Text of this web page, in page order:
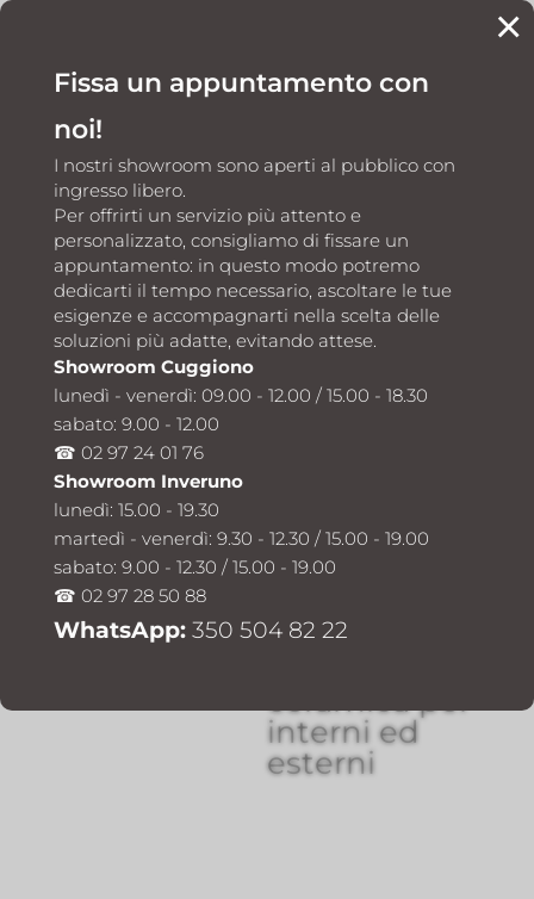
×
Fissa un appuntamento con
noi!
I nostri showroom sono aperti al pubblico con
ingresso libero.
Per offrirti un servizio più attento e
personalizzato, consigliamo di fissare un
appuntamento: in questo modo potremo
dedicarti il tempo necessario, ascoltare le tue
esigenze e accompagnarti nella scelta delle
soluzioni più adatte, evitando attese.
Showroom Cuggiono
lunedì - venerdì: 09.00 - 12.00 / 15.00 - 18.30
sabato: 9.00 - 12.00
☎ 02 97 24 01 76
Showroom Inveruno
lunedì: 15.00 - 19.30
martedì - venerdì: 9.30 - 12.30 / 15.00 - 19.00
sabato: 9.00 - 12.30 / 15.00 - 19.00
☎ 02 97 28 50 88
WhatsApp:350 504 82 22
CONTATTI
Home 5 Piastrelle e rivestimenti 5 SICHENIA
Piastrelle e rivestimenti
SICHENIA
Cuggiono:
gres
innovazione
ceramica per
interni ed
esterni